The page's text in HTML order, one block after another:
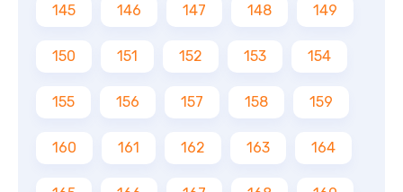
145 146 147 148 149
150 151 152 153 154
155 156 157 158 159
160 161 162 163 164